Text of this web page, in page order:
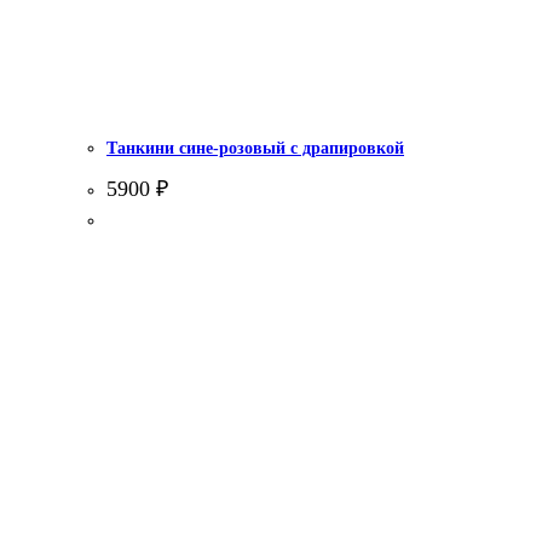
Танкини сине-розовый с драпировкой
5900 ₽